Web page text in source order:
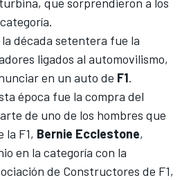
década setentera fue la
ligados al automovilismo,
en un auto de F1.
época fue la compra del
de uno de los hombres que
la F1, Bernie Ecclestone,
en la categoría con la
de Constructores de F1,